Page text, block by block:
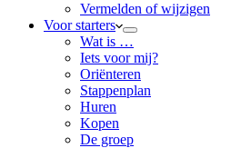
Vermelden of wijzigen
Voor starters
Wat is …
Iets voor mij?
Oriënteren
Stappenplan
Huren
Kopen
De groep